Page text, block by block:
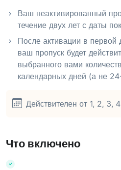
Ваш неактивированный
течение двух лет с даты
После активации в первой
ваш пропуск будет
выбранного вами
календарных дней (а не
Действителен от 1, 2, 3,
Что включено